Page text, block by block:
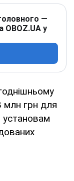
—
OBOZ.UA у
млн грн для
установам